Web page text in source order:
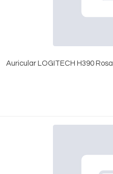
Auricular LOGITECH H390 Rosa